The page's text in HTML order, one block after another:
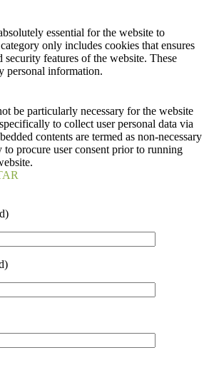
essential for the website to
only includes cookies that ensures
security features of the website. These
personal information.
be particularly necessary for the website
to collect user personal data via
contents are termed as non-necessary
to procure user consent prior to running